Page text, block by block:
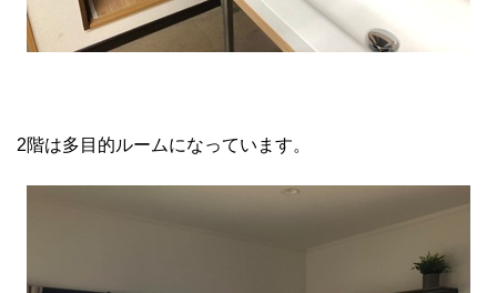
2階は多目的ルームになっています。